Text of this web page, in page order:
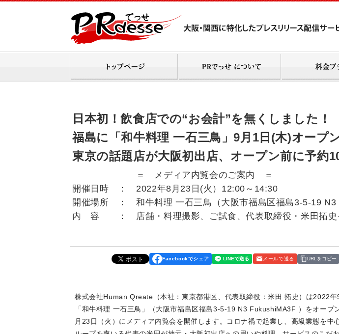
日本初！飲食店での“お会計”を無くしました！
福島に「和牛料理 一石三鳥」9月1日(木)オープ
東京の話題店が大阪初出店、オープン前に予約
＝ メディア内覧会のご案内 ＝
開催日時 ： 2022年8月23日(火）12:00～14:30
開催場所 ： 和牛料理 一石三鳥（大阪市福島区福島3-5-19 N3
内 容 ： 店舗・料理撮影、ご試食、代表取締役・米田拓史
Facebookでシェア メールで送る URLをコピー
株式会社Human Qreate（本社：東京都港区、代表取締役：米田 拓史）は2022年
「和牛料理 一石三鳥」（大阪市福島区福島3-5-19 N3 FukushiMA3F ）をオープ
月23日（火）にメディア内覧会を開催します。コロナ禍で起業し、高級業態を中